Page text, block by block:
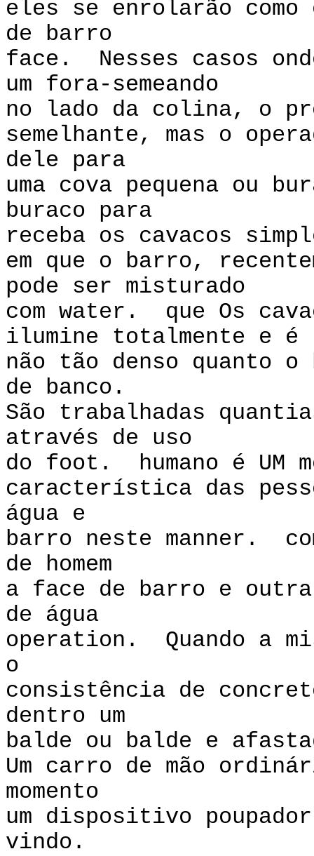
eles se enrolarão como
de barro
face. Nesses casos
um fora-semeando
no lado da colina, o
semelhante, mas o
dele para
uma cova pequena ou
buraco para
receba os cavacos
em que o barro,
pode ser misturado
com water. que Os
ilumine totalmente e é
não tão denso quanto o
de banco.
São trabalhadas
através de uso
do foot. humano é UM
característica das
água e
barro neste manner.
de homem
a face de barro e outra
de água
operation. Quando a
o
consistência de
dentro um
balde ou balde e
Um carro de mão
momento
um dispositivo
vindo.